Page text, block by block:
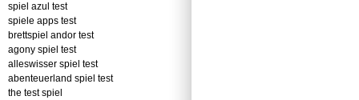
spiel azul test
spiele apps test
brettspiel andor test
agony spiel test
alleswisser spiel test
abenteuerland spiel test
the test spiel